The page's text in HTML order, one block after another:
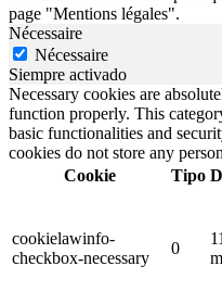
page "Mentions légales".
Nécessaire
Nécessaire
Siempre activado
Necessary cookies are
function properly. This
basic functionalities and
cookies do not store any
Cookie
Tipo
cookielawinfo-
checkbox-necessary
0
11